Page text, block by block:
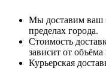
Мы доставим ваш
пределах города.
Стоимость
зависит от
Курьерская